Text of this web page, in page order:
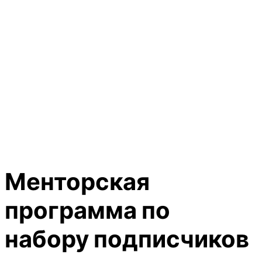
Менторская
программа по
набору подписчиков